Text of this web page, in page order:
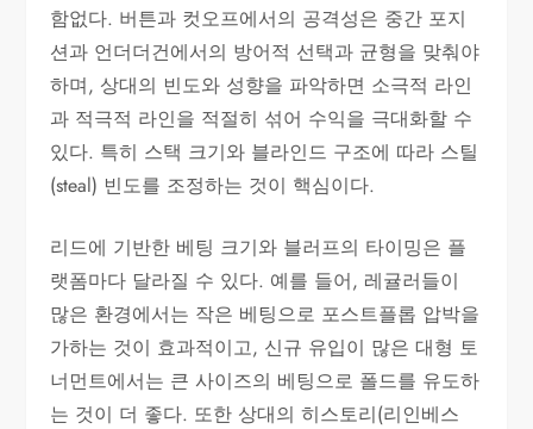
함없다. 버튼과 컷오프에서의 공격성은 중간 포지
션과 언더더건에서의 방어적 선택과 균형을 맞춰야
하며, 상대의 빈도와 성향을 파악하면 소극적 라인
과 적극적 라인을 적절히 섞어 수익을 극대화할 수
있다. 특히 스택 크기와 블라인드 구조에 따라 스틸
(steal) 빈도를 조정하는 것이 핵심이다.
리드에 기반한 베팅 크기와 블러프의 타이밍은 플
랫폼마다 달라질 수 있다. 예를 들어, 레귤러들이
많은 환경에서는 작은 베팅으로 포스트플롭 압박을
가하는 것이 효과적이고, 신규 유입이 많은 대형 토
너먼트에서는 큰 사이즈의 베팅으로 폴드를 유도하
는 것이 더 좋다. 또한 상대의 히스토리(리인베스